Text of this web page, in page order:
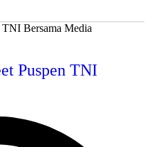
Puspen TNI